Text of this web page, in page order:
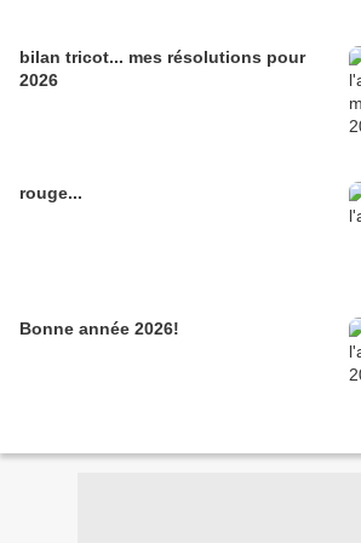
bilan tricot... mes résolutions pour
2026
rouge...
Bonne année 2026!